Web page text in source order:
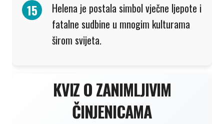
Helena je postala simbol vječne ljepote i
fatalne sudbine u mnogim kulturama
širom svijeta.
KVIZ O ZANIMLJIVIM
ČINJENICAMA